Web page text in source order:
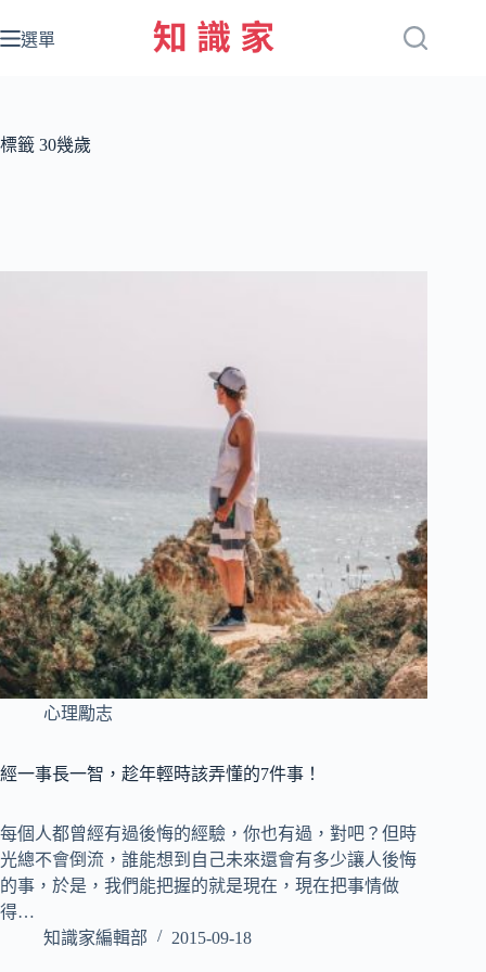
至
容
選單
標籤 30幾歲
心理勵志
經一事長一智，趁年輕時該弄懂的7件事！
每個人都曾經有過後悔的經驗，你也有過，對吧？但時
光總不會倒流，誰能想到自己未來還會有多少讓人後悔
的事，於是，我們能把握的就是現在，現在把事情做
得…
知識家編輯部
2015-09-18